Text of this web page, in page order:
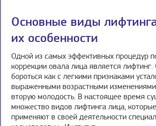
Основные виды
их особенности
Одной из самых эффективных процедур
коррекции овала лица является лифтинг.
бороться как с легкими признаками
выраженными возрастными
вторую молодость. В настоящее время
множество видов лифтинга лица,
применяют в своей деятельности